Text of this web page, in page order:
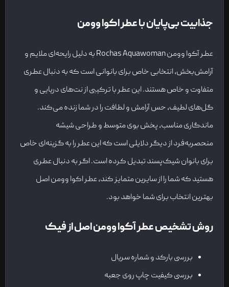
جذابیت بی‌پایان با عطر اکوا وومن
عطر آکوا وومن Rochas Aquawoman به دلیل رایحه‌ای ملایم و
آرامش‌بخش، انتخابی خاص برای بانوانی است که به دنبال عطری
متفاوت و خاص هستند. این عطر با ترکیبی از نت‌های دریایی و
گل‌های لطیف، حس آرامش و لطافت را در شما زنده می‌کند.
ماندگاری مناسب، پخش بوی متوسط و طراحی شیشه
منحصربه‌فرد از دیگر دلایلی است که این عطر را به گزینه‌ای خاص
برای بانوان شیک‌پسند تبدیل کرده است. اگر به دنبال عطری
هستید که شما را از سایرین متمایز کند، عطر اکوا وومن اصل
بهترین انتخاب برای شما خواهد بود.
روش تشخیص عطر آکوا وومن اصل از فیک
بررسی بارکد و شماره سریال
بررسی کیفیت چاپ روی جعبه